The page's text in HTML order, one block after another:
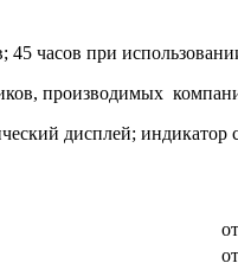
45 часов при
производимых
дисплей; индикатор